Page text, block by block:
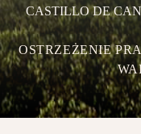
CASTILLO DE
OSTRZEŻENIE